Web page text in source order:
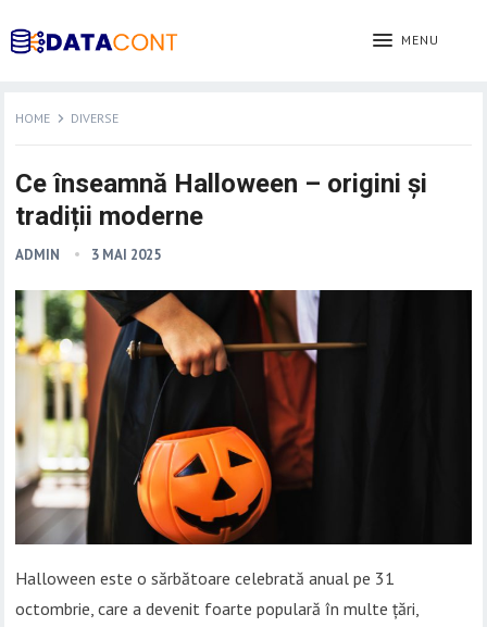
MENU
HOME DIVERSE
Ce înseamnă Halloween – origini și
tradiții moderne
ADMIN 3 MAI 2025
Halloween este o sărbătoare celebrată anual pe 31
octombrie, care a devenit foarte populară în multe țări,